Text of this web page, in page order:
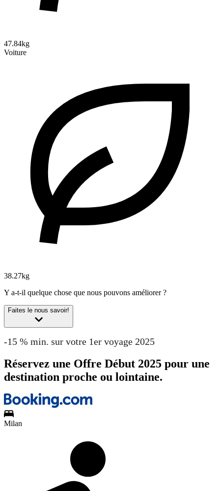
47.84kg
Voiture
38.27kg
Y a-t-il quelque chose que nous pouvons améliorer ?
Faites le nous savoir!
-15 % min. sur votre 1er voyage 2025
Réservez une Offre Début 2025 pour une
destination proche ou lointaine.
Milan